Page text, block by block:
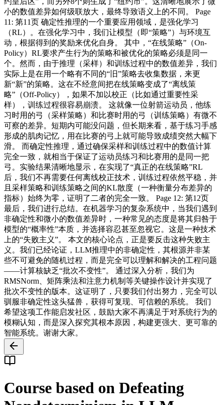
小的数值差异如何级联放大，最终导致语义上的不同。 Page
11: 第11页 确定性推理的一个重要应用领域，是强化学习
（RL）。在强化学习中，我们让模型（即“策略”）与环境互
动，根据得到的奖励来优化自身。 其中，“在线策略”（On-
Policy）RL要求产生行为的策略和被优化的策略必须是同一
个。然而，由于推理（采样）和训练过程中的数值差异，我们
实际上是在用一个略有不同的“旧”策略去收集数据，来更
新“新”的策略。这在不经意间把在线策略变成了“离线策
略”（Off-Policy），如果不加以校正（比如通过重要性采
样），训练过程很容易崩溃。 这就像一位射箭运动员，他练
习时用的弓（采样策略）和比赛时用的弓（训练策略）有微不
可察的差异。短期内可能没问题，但长期来看，基于练习手感
形成的肌肉记忆，用在比赛的弓上就可能导致成绩突然大幅下
滑。 而确定性推理，通过确保采样和训练过程中的数值计算
完全一致，就相当于保证了运动员练习和比赛用的是同一把
弓。实验结果清晰地显示，在实现了“真正的在线策略”RL
后，我们不再需要任何离线校正技术，训练过程依然平稳，并
且采样策略和训练策略之间的KL散度（一种衡量分布差异的
指标）始终为零，证明了二者的完全一致。 Page 12: 第12页
最后，我们进行总结。在机器学习的复杂系统中，当我们遇到
非确定性和微小的数值差异时，一种常见的态度是将其归咎于
模型的“概率性”本质，并选择容忍甚至忽视它。这是一种技术
上的“失败主义”。 本文的核心论点，正是要反击这种失败主
义。我们已经论证，LLM推理中的非确定性，其根源并非某
些不可避免的随机过程，而是完全可以理解和解决的工程问题
——计算核缺乏“批次不变性”。 通过深入分析，我们为
RMSNorm、矩阵乘法和注意力机制等关键操作设计并实现了
批次不变性的版本。这证明了，只要我们付出努力，完全可以
驯服非确定性这头猛兽，获得可复现、可信赖的系统。 我们
希望这项工作能启发社区，鼓励大家不再满足于对系统行为的
模糊认知，而是深入探究其根本原因，构建更强大、更可靠的
智能系统。谢谢大家。
Course based on Defeating